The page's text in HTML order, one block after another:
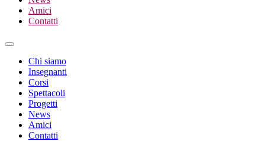
Amici
Contatti
Chi siamo
Insegnanti
Corsi
Spettacoli
Progetti
News
Amici
Contatti